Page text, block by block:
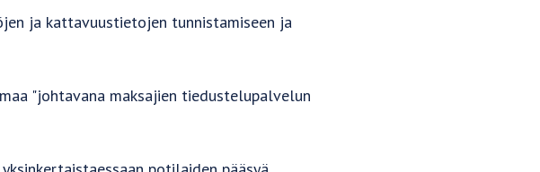
ja kattavuustietojen tunnistamiseen ja
"johtavana maksajien tiedustelupalvelun